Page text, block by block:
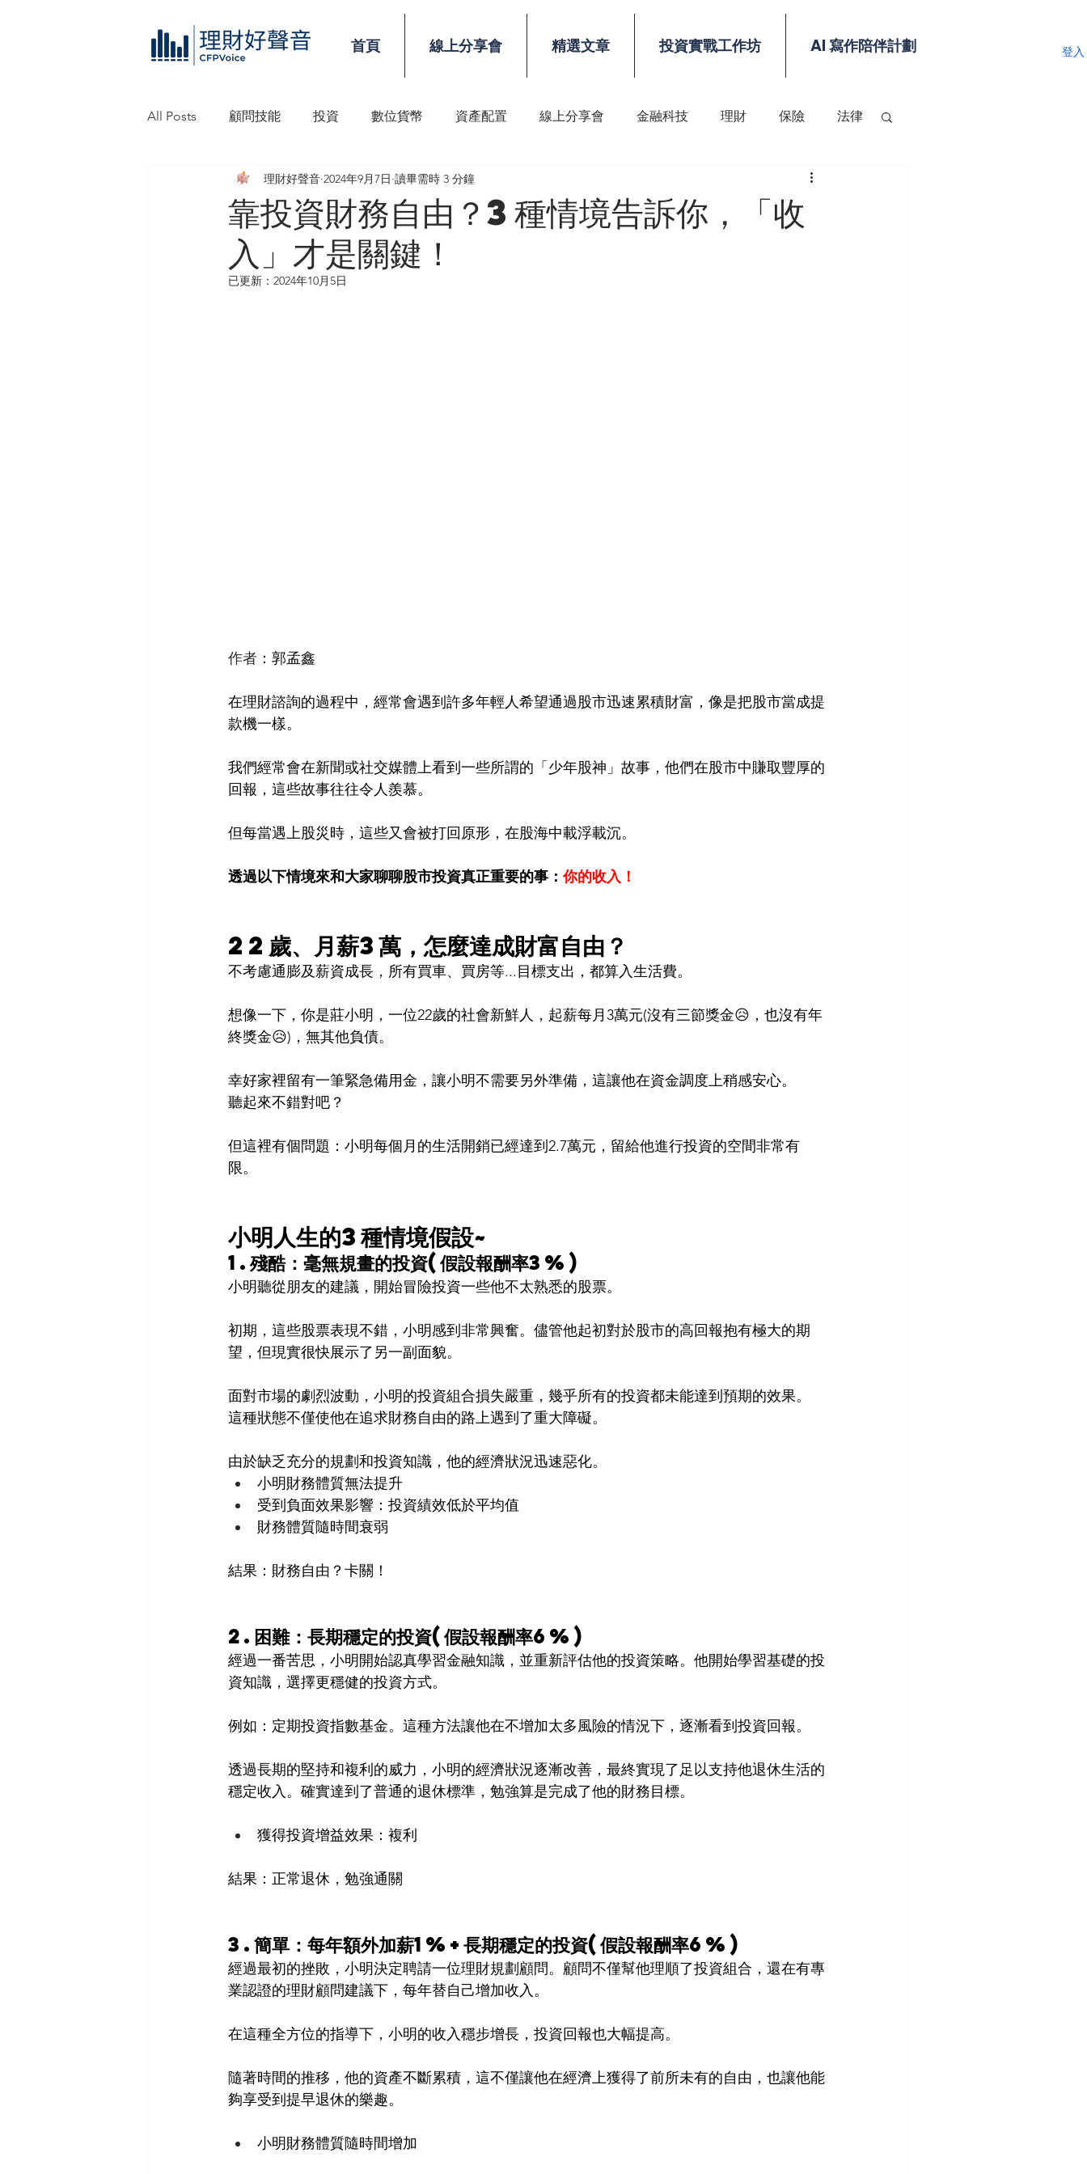
首頁 線上分享會 精選文章 投資實戰工作坊 AI 寫作陪伴計劃 登入
All Posts 顧問技能 投資 數位貨幣 資產配置 線上分享會 金融科技 理財 保險 法律
理財好聲音工作坊 信託 稅務 顧問技能
靠投資財務自由？3種情境告訴你，「收
入」才是關鍵！
理財好聲音 2024年9月7日 讀畢需時 3 分鐘
已更新： 2024年10月5日
作者 ：郭孟鑫
在理財諮詢的過程中，經常會遇到許多年輕人希望通過股市迅速累積財富，像是把股市當成提
款機一樣。
我們經常會在新聞或社交媒體上看到一些所謂的「少年股神」故事，他們在股市中賺取豐厚的
回報，這些故事往往令人羨慕。
但每當遇上股災時，這些又會被打回原形，在股海中載浮載沉。
透過以下情境來和大家聊聊股市投資真正重要的事：你的收入！
22歲、月薪3萬，怎麼達成財富自由？
不考慮通膨及薪資成長，所有買車、買房等...目標支出，都算入生活費。
想像一下，你是莊小明，一位22歲的社會新鮮人，起薪每月3萬元(沒有三節獎金😥，也沒有年
終獎金😥)，無其他負債。
幸好家裡留有一筆緊急備用金，讓小明不需要另外準備，這讓他在資金調度上稍感安心。
聽起來不錯對吧？
但這裡有個問題：小明每個月的生活開銷已經達到2.7萬元，留給他進行投資的空間非常有
限。
小明人生的3種情境假設~
1.殘酷：毫無規畫的投資(假設報酬率3%)
小明聽從朋友的建議，開始冒險投資一些他不太熟悉的股票。
初期，這些股票表現不錯，小明感到非常興奮。儘管他起初對於股市的高回報抱有極大的期
望，但現實很快展示了另一副面貌。
面對市場的劇烈波動，小明的投資組合損失嚴重，幾乎所有的投資都未能達到預期的效果。
這種狀態不僅使他在追求財務自由的路上遇到了重大障礙。
由於缺乏充分的規劃和投資知識，他的經濟狀況迅速惡化。
小明財務體質無法提升
受到負面效果影響：投資績效低於平均值
財務體質隨時間衰弱
結果：財務自由？卡關！
2.困難：長期穩定的投資(假設報酬率6%)
經過一番苦思，小明開始認真學習金融知識，並重新評估他的投資策略。他開始學習基礎的投
資知識，選擇更穩健的投資方式。
例如：定期投資指數基金。這種方法讓他在不增加太多風險的情況下，逐漸看到投資回報。
透過長期的堅持和複利的威力，小明的經濟狀況逐漸改善，最終實現了足以支持他退休生活的
穩定收入。確實達到了普通的退休標準，勉強算是完成了他的財務目標。
獲得投資增益效果：複利
結果：正常退休，勉強通關
3.簡單：每年額外加薪1%+長期穩定的投資(假設報酬率6%)
經過最初的挫敗，小明決定聘請一位理財規劃顧問。顧問不僅幫他理順了投資組合，還在有專
業認證的理財顧問建議下，每年替自己增加收入。
在這種全方位的指導下，小明的收入穩步增長，投資回報也大幅提高。
隨著時間的推移，他的資產不斷累積，這不僅讓他在經濟上獲得了前所未有的自由，也讓他能
夠享受到提早退休的樂趣。
小明財務體質隨時間增加